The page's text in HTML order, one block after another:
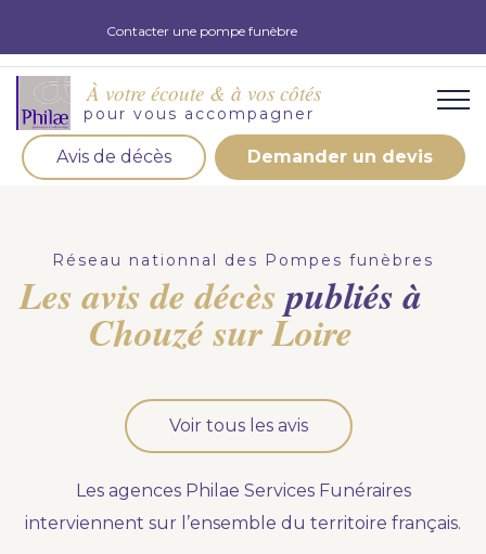
Contacter une pompe funèbre
À votre écoute & à vos côtés
pour vous accompagner
Avis de décès Demander un devis
d'obsèques, nos équipe s'engage à vous répondre
dans les meilleurs délais.
Demander un devis obsèques
Optez pour la prévoyance
Vous souhaitez anticiper vos obsèques et soulager
Nous vous accompagnons.
Réseau nationnal des Pompes funèbres
Les avis de décèspubliés à
Chouzé sur Loire
Voir tous les avis
Les agences Philae Services Funéraires
interviennent sur l’ensemble du territoire français.